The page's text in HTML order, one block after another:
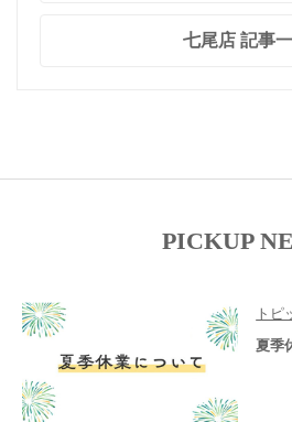
七尾店 記事
PICKUP
トピ
夏季